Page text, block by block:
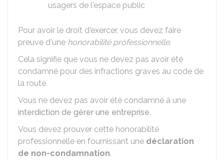
usagers de l'espace public
Pour avoir le droit d'exercer, vous devez faire
preuve d'une honorabilité professionnelle.
Cela signifie que vous ne devez pas avoir été
condamné pour des infractions graves au code de
la route.
Vous ne devez pas avoir été condamné à une
interdiction de gérer une entreprise.
Vous devez prouver cette honorabilité
professionnelle en fournissant une déclaration
de non-condamnation.